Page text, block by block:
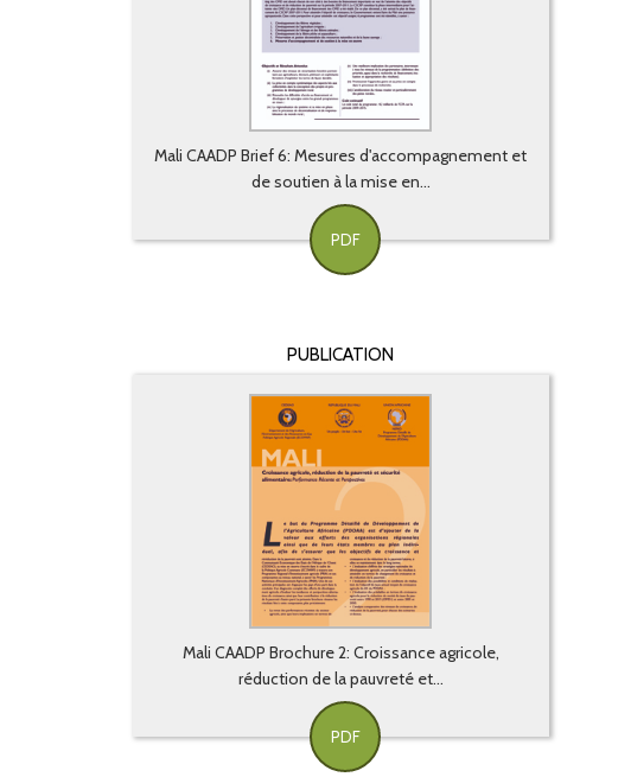
Mali CAADP Brief 6: Mesures d'accompagnement et
de soutien à la mise en...
PDF
PUBLICATION
Mali CAADP Brochure 2: Croissance agricole,
réduction de la pauvreté et...
PDF